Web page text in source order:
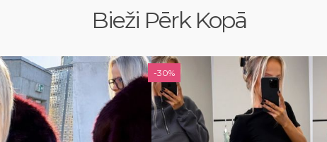
Bieži Pērk Kopā
-30%